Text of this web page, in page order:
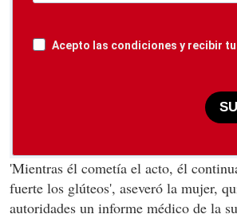
Acepto las condiciones y recibir
'Mientras él cometía el acto, él
fuerte los glúteos', aseveró la mujer,
autoridades un informe médico de la